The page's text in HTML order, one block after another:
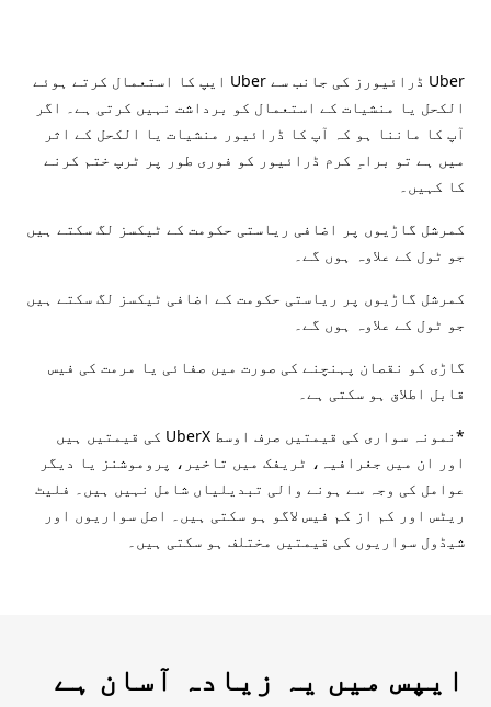
Uber ڈرائیورز کی جانب سے Uber ایپ کا استعمال کرتے ہوئے
الکحل یا منشیات کے استعمال کو برداشت نہیں کرتی ہے۔ اگر
آپ کا ماننا ہو کہ آپ کا ڈرائیور منشیات یا الکحل کے اثر
میں ہے تو براہِ کرم ڈرائیور کو فوری طور پر ٹرپ ختم کرنے
کا کہیں۔
کمرشل گاڑیوں پر اضافی ریاستی حکومت کے ٹیکسز لگ سکتے ہیں
جو ٹول کے علاوہ ہوں گے۔
کمرشل گاڑیوں پر ریاستی حکومت کے اضافی ٹیکسز لگ سکتے ہیں
جو ٹول کے علاوہ ہوں گے۔
گاڑی کو نقصان پہنچنے کی صورت میں صفائی یا مرمت کی فیس
قابل اطلاق ہو سکتی ہے۔
*نمونہ سواری کی قیمتیں صرف اوسط UberX کی قیمتیں ہیں
اور ان میں جغرافیہ، ٹریفک میں تاخیر، پروموشنز یا دیگر
عوامل کی وجہ سے ہونے والی تبدیلیاں شامل نہیں ہیں۔ فلیٹ
ریٹس اور کم از کم فیس لاگو ہو سکتی ہیں۔ اصل سواریوں اور
شیڈول سواریوں کی قیمتیں مختلف ہو سکتی ہیں۔
ایپس میں یہ زیادہ آسان ہے